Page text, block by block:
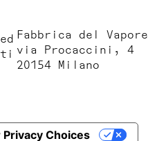
Fabbrica del Vapore
via Procaccini, 4
20154 Milano
Privacy Choices